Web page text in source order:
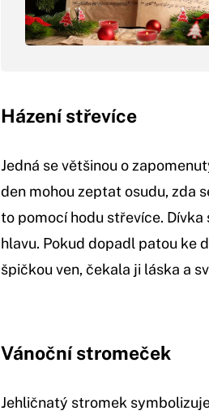
Házení střevíce
Jedná se většinou o
den mohou zeptat osudu, zda
to pomocí hodu střevíce.
hlavu. Pokud dopadl patou ke
špičkou ven, čekala ji láska a
Vánoční stromeček
Jehličnatý stromek